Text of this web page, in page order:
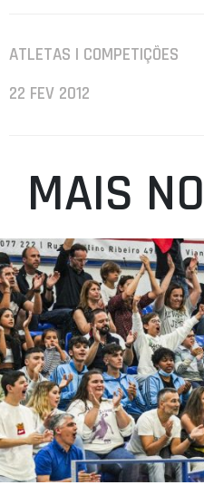
ATLETAS | COMPETIÇÕES
22 FEV 2012
MAIS